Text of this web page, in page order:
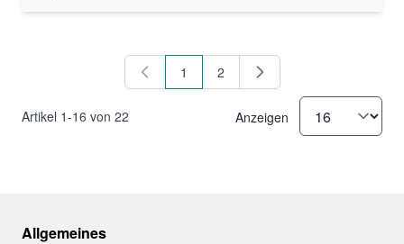
Artikel 1-16 von 22
Sie lesen gerade Seite
1 Seite
2
Anzeigen
Allgemeines